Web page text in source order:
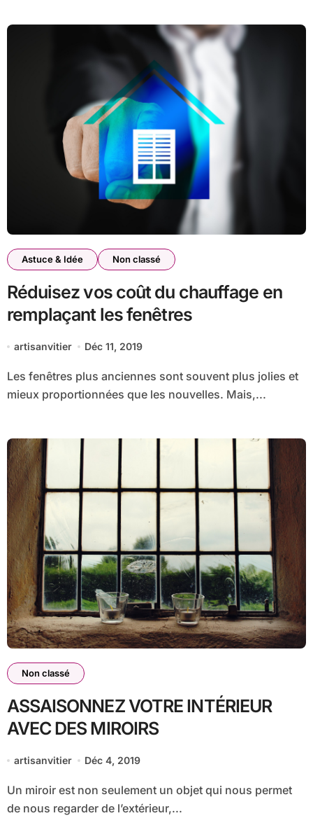
Astuce & Idée Non classé
Réduisez vos coût du chauffage en
remplaçant les fenêtres
artisanvitier Déc 11, 2019
Les fenêtres plus anciennes sont souvent plus jolies et
mieux proportionnées que les nouvelles. Mais,...
Non classé
ASSAISONNEZ VOTRE INTÉRIEUR
AVEC DES MIROIRS
artisanvitier Déc 4, 2019
Un miroir est non seulement un objet qui nous permet
de nous regarder de l’extérieur,...